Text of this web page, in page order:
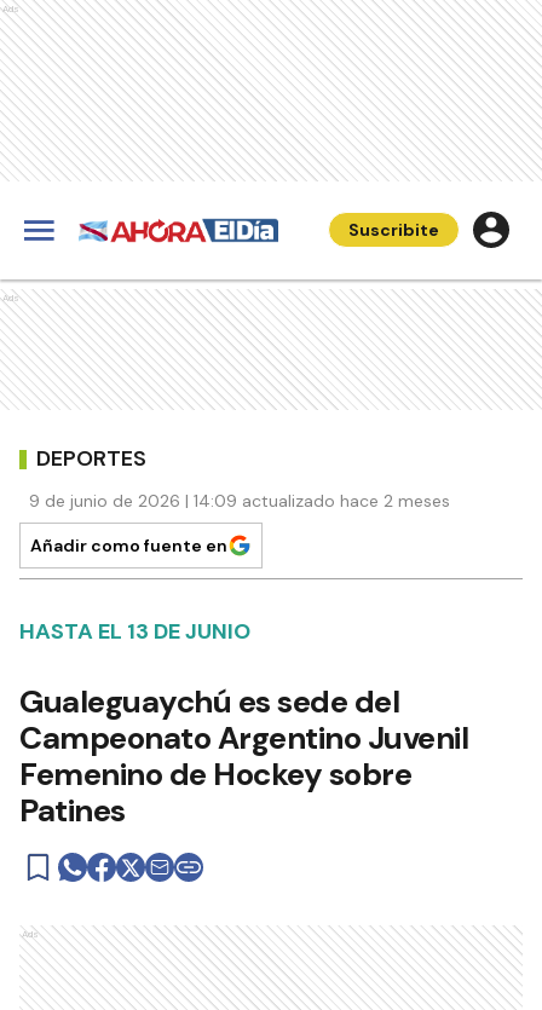
Ads
Suscribite
Ads
DEPORTES
9 de junio de 2026 | 14:09 actualizado hace 2 meses
Añadir como fuente en
HASTA EL 13 DE JUNIO
Gualeguaychú es sede del
Campeonato Argentino Juvenil
Femenino de Hockey sobre
Patines
Ads